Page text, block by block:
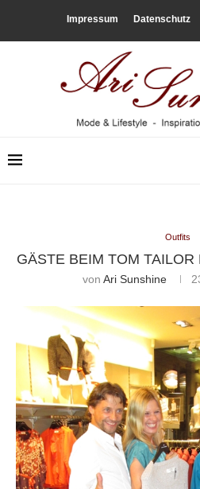
Impressum Datenschutz
Outfits
GÄSTE BEIM TOM
von Ari Sunshine